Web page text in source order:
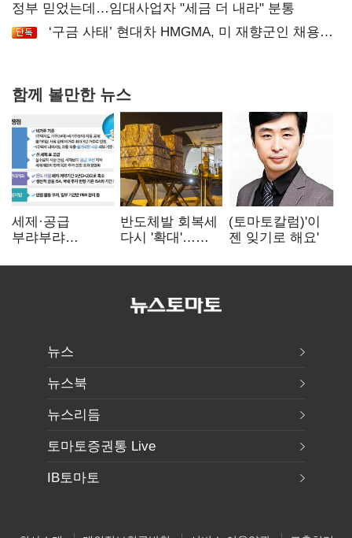
정부 믿었는데…임대사업자 "세금 더 내라" 분통
‘구금 사태’ 현대차 HMGMA, 미 재향군인 채용
함께 볼만한 뉴스
세제·공급
부랴부랴
김윤덕' 책임론
반도체발 회복세
다시 '확대'…
5.8% 반등
(토마토칼럼)'이
젠 잊기로 해요'
뉴스
뉴스북
뉴스리듬
토마토증권통 Live
IB토마토